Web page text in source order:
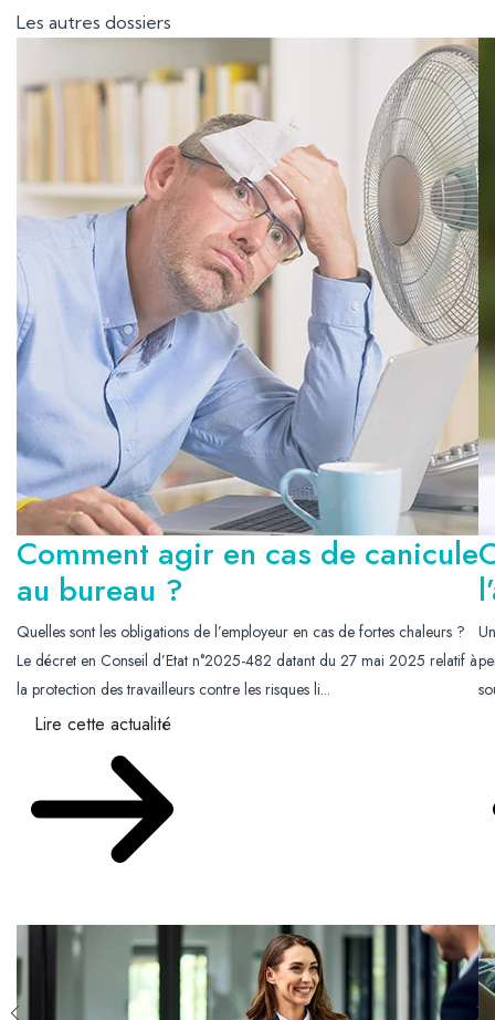
Les autres dossiers
Comment agir en cas de canicule
au bureau ?
Quelles sont les obligations de l’employeur en cas de fortes chaleurs ?
Le décret en Conseil d’Etat n°2025-482 datant du 27 mai 2025 relatif à
la protection des travailleurs contre les risques li...
Lire cette actualité